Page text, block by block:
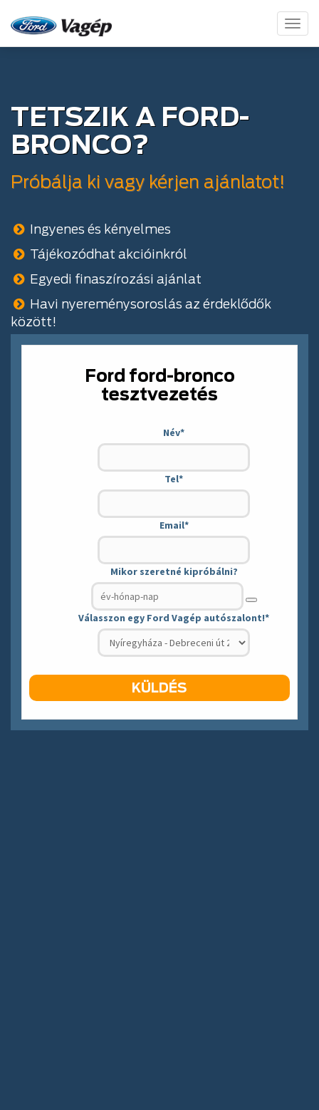
TETSZIK A FORD-
BRONCO?
Próbálja ki vagy kérjen ajánlatot!
Ingyenes és kényelmes
Tájékozódhat akcióinkról
Egyedi finaszírozási ajánlat
Havi nyereménysoroslás az érdeklődők
között!
Ford ford-bronco
tesztvezetés
Név*
Tel*
Email*
Mikor szeretné kipróbálni?
Válasszon egy Ford Vagép autószalont!*
KÜLDÉS